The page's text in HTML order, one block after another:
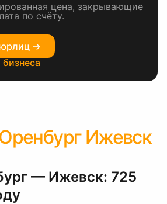
цена, закрывающие
по счёту.
юрлиц →
бизнеса
Ижевск
— Ижевск: 725